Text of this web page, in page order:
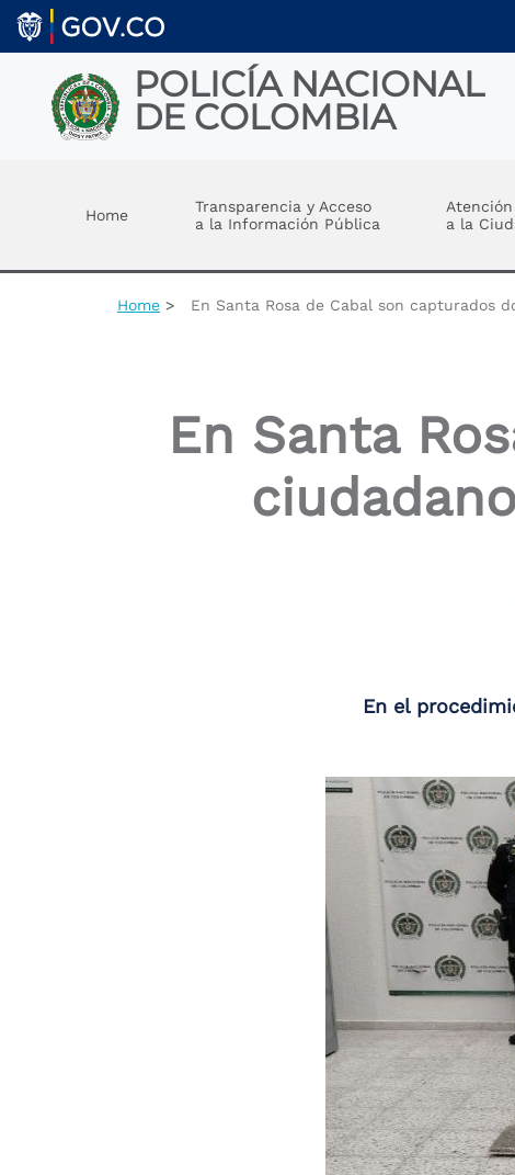
Skip to main content
POLICÍA NACIONAL
DE COLOMBIA
Home
Transparencia y Acceso
a la Información Pública
a la
Home En Santa Rosa de Cabal son capturados
En Santa
En el